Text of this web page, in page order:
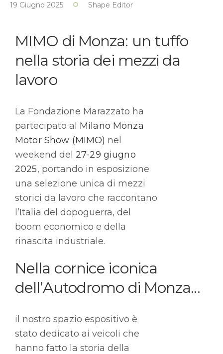
19 Giugno 2025 Shape Editor
MIMO di Monza: un tuffo
nella storia dei mezzi da
lavoro
La Fondazione Marazzato ha
partecipato al Milano Monza
Motor Show (MIMO) nel
weekend del 27-29 giugno
2025, portando in esposizione
una selezione unica di mezzi
storici da lavoro che raccontano
l’Italia del dopoguerra, del
boom economico e della
rinascita industriale.
Nella cornice iconica
dell’Autodromo di Monza...
il nostro spazio espositivo è
stato dedicato ai veicoli che
hanno fatto la storia della